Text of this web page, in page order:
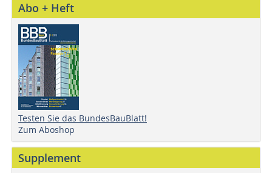
Abo + Heft
Testen Sie das BundesBauBlatt!
Zum Aboshop
Supplement